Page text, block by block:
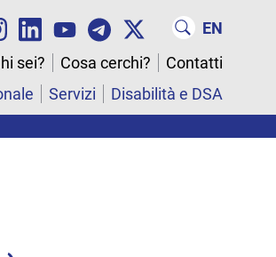
EN
sei?
Cosa cerchi?
Contatti
Servizi Disabilità e DSA